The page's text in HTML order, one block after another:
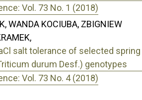
Vol. 73 No. 1 (2018)
WANDA KOCIUBA, ZBIGNIEW
salt tolerance of selected spring
durum Desf.) genotypes
Vol. 73 No. 4 (2018)